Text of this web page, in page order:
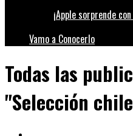
¡Apple sorprende
Vamo a Conocerlo
Todas las
"Selección